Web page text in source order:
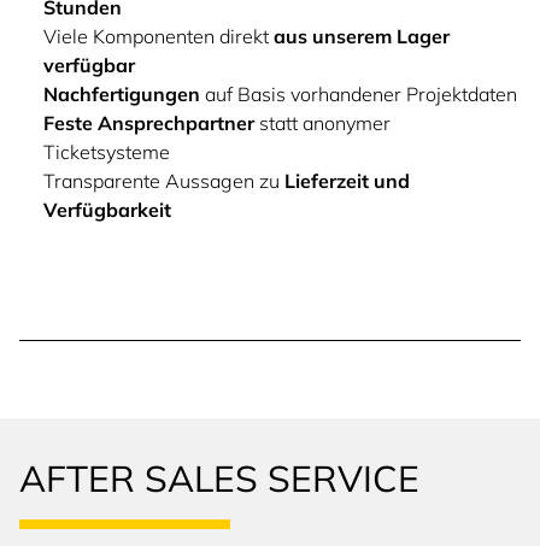
Stunden
Viele Komponenten direkt aus unserem Lager
verfügbar
Nachfertigungen auf Basis vorhandener Projektdaten
Feste Ansprechpartnerstatt anonymer
Ticketsysteme
Transparente Aussagen zu Lieferzeit und
Verfügbarkeit
AFTER SALES SERVICE